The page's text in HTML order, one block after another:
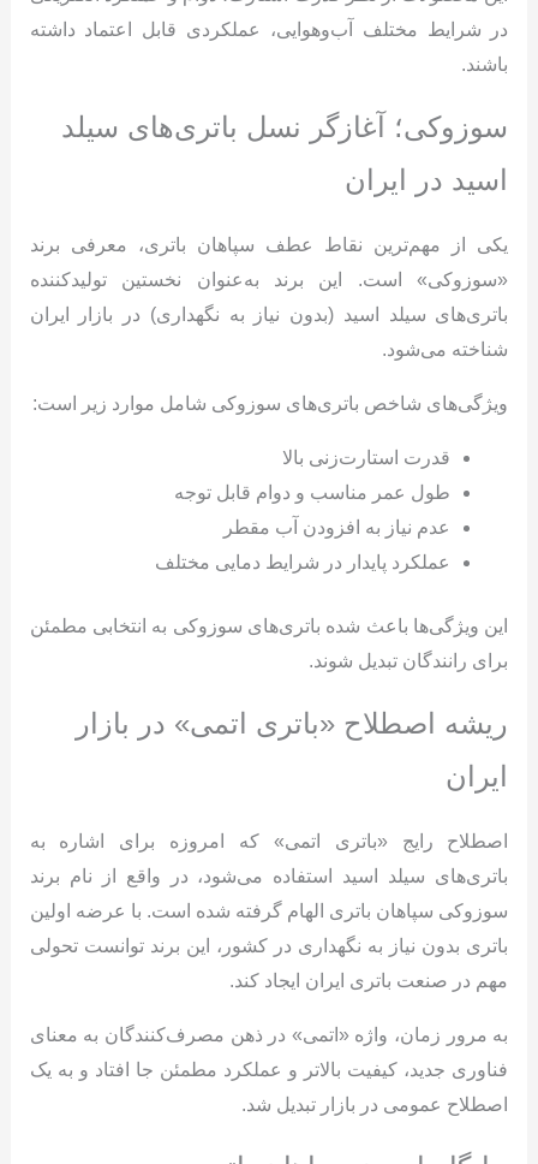
در شرایط مختلف آب‌وهوایی، عملکردی قابل اعتماد داشته
باشند.
سوزوکی؛ آغازگر نسل باتری‌های سیلد
اسید در ایران
یکی از مهم‌ترین نقاط عطف سپاهان باتری، معرفی برند
«سوزوکی» است. این برند به‌عنوان نخستین تولیدکننده
باتری‌های سیلد اسید (بدون نیاز به نگهداری) در بازار ایران
شناخته می‌شود.
ویژگی‌های شاخص باتری‌های سوزوکی شامل موارد زیر است:
قدرت استارت‌زنی بالا
طول عمر مناسب و دوام قابل توجه
عدم نیاز به افزودن آب مقطر
عملکرد پایدار در شرایط دمایی مختلف
این ویژگی‌ها باعث شده باتری‌های سوزوکی به انتخابی مطمئن
برای رانندگان تبدیل شوند.
ریشه اصطلاح «باتری اتمی» در بازار
ایران
اصطلاح رایج «باتری اتمی» که امروزه برای اشاره به
باتری‌های سیلد اسید استفاده می‌شود، در واقع از نام برند
سوزوکی سپاهان باتری الهام گرفته شده است. با عرضه اولین
باتری بدون نیاز به نگهداری در کشور، این برند توانست تحولی
مهم در صنعت باتری ایران ایجاد کند.
به مرور زمان، واژه «اتمی» در ذهن مصرف‌کنندگان به معنای
فناوری جدید، کیفیت بالاتر و عملکرد مطمئن جا افتاد و به یک
اصطلاح عمومی در بازار تبدیل شد.